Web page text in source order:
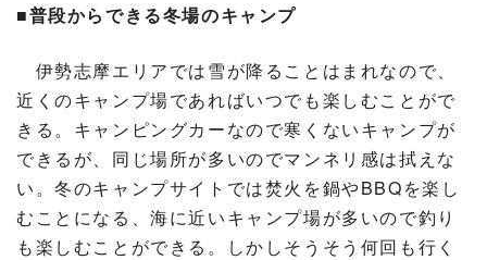
■普段からできる冬場のキャンプ
伊勢志摩エリアでは雪が降ることはまれなので、
近くのキャンプ場であればいつでも楽しむことがで
きる。キャンピングカーなので寒くないキャンプが
できるが、同じ場所が多いのでマンネリ感は拭えな
い。冬のキャンプサイトでは焚火を鍋やBBQを楽し
むことになる、海に近いキャンプ場が多いので釣り
も楽しむことができる。しかしそうそう何回も行く